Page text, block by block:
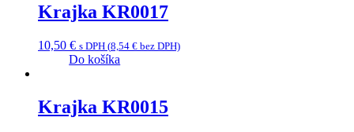
Krajka KR0017
10,50 € s DPH (8,54 € bez DPH)
Do košíka
Krajka KR0015